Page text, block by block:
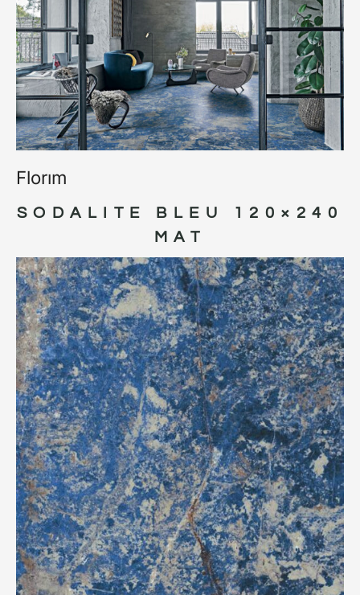
Florım
SODALITE BLEU 120×240
MAT